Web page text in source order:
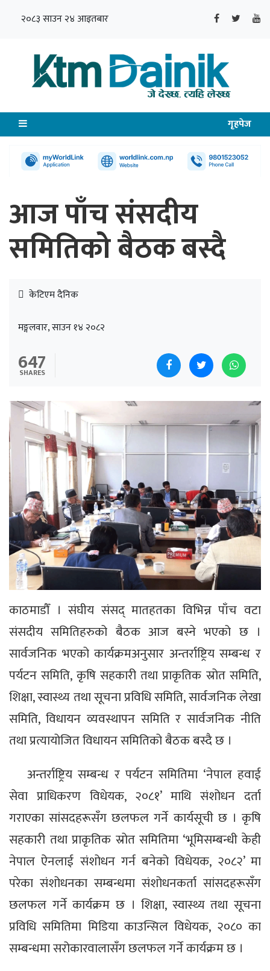
२०८३ साउन २४ आइतबार
गृहपेज
आज पाँच संसदीय
समितिको बैठक बस्दै
केटिएम दैनिक
मङ्गलवार, साउन १४ २०८२
647
SHARES
काठमाडौँ । संघीय संसद् मातहतका विभिन्न पाँच वटा
संसदीय समितिहरुको बैठक आज बस्ने भएको छ ।
सार्वजनिक भएको कार्यक्रमअनुसार अन्तर्राष्ट्रिय सम्बन्ध र
पर्यटन समिति, कृषि सहकारी तथा प्राकृतिक स्रोत समिति,
शिक्षा, स्वास्थ्य तथा सूचना प्रविधि समिति, सार्वजनिक लेखा
समिति, विधायन व्यवस्थापन समिति र सार्वजनिक नीति
तथा प्रत्यायोजित विधायन समितिको बैठक बस्दै छ ।
अन्तर्राष्ट्रिय सम्बन्ध र पर्यटन समितिमा ‘नेपाल हवाई
सेवा प्राधिकरण विधेयक, २०८१’ माथि संशोधन दर्ता
गराएका सांसदहरूसँग छलफल गर्ने कार्यसूची छ । कृषि
सहकारी तथा प्राकृतिक स्रोत समितिमा ‘भूमिसम्बन्धी केही
नेपाल ऐनलाई संशोधन गर्न बनेको विधेयक, २०८२’ मा
परेका संशोधनका सम्बन्धमा संशोधनकर्ता सांसदहरूसँग
छलफल गर्ने कार्यक्रम छ । शिक्षा, स्वास्थ्य तथा सूचना
प्रविधि समितिमा मिडिया काउन्सिल विधेयक, २०८० का
सम्बन्धमा सरोकारवालासँग छलफल गर्ने कार्यक्रम छ ।